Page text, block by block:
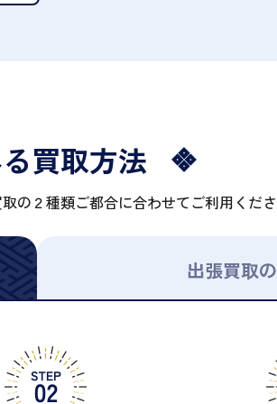
買取方法
の２種類ご都合に合わせてご利用くだ
出張買取